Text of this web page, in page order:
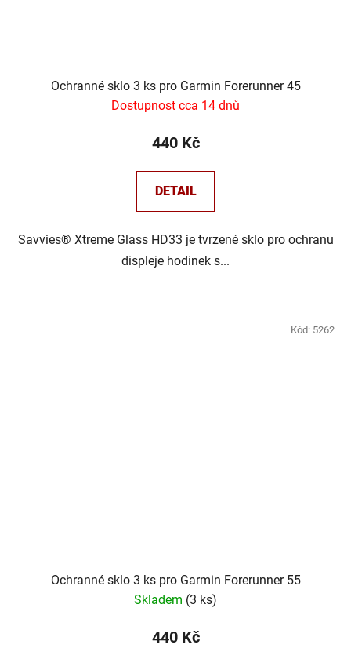
Ochranné sklo 3 ks pro Garmin Forerunner 45
Dostupnost cca 14 dnů
440 Kč
DETAIL
Savvies® Xtreme Glass HD33 je tvrzené sklo pro ochranu
displeje hodinek s...
Ochranné sklo 3 ks pro Garmin Forerunner 55
Skladem (3 ks)
440 Kč
Kód: 5262